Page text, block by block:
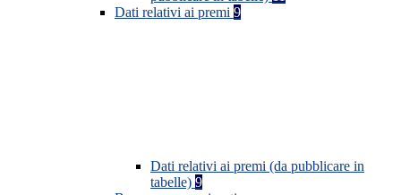
Dati relativi ai premi 9
Dati relativi ai premi (da pubblicare in
tabelle) 9